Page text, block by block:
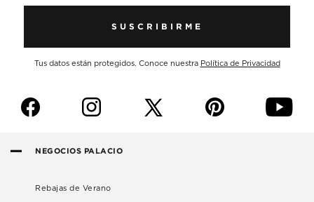
SUSCRIBIRME
Tus datos están protegidos. Conoce nuestra Política de Privacidad
f i p y
NEGOCIOS PALACIO
Rebajas de Verano